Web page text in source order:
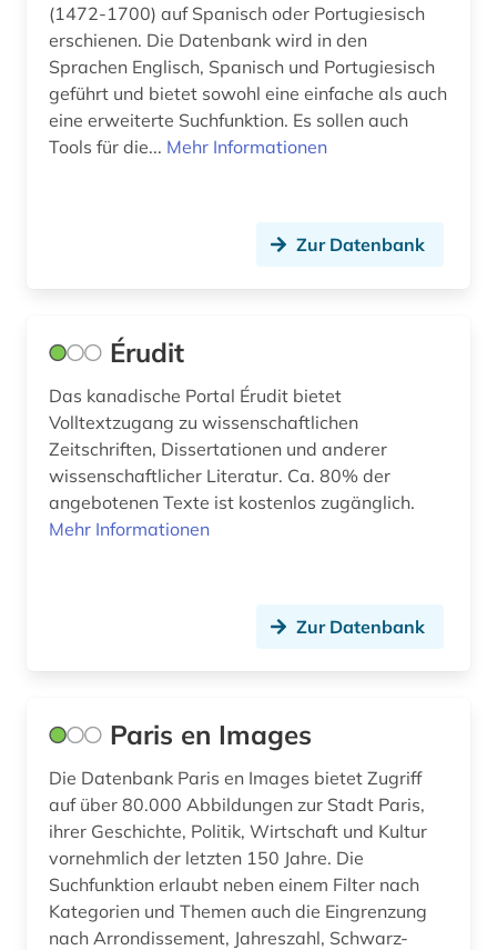
online-ressource (1)
oper (1)
orientalistik (1)
peter (1)
petrarca, francesco | schriftsteller;
geschichtsschreiber; lyriker; philosoph; humanist;
librettist (1)
philosophie (7)
plakat (1)
postkarte (1)
postkoloniale studien (1)
psychoanalyse (1)
psychologie (3)
pädagogik (1)
(1472-1700) auf Spanisch oder Portugiesisch
erschienen. Die Datenbank wird in den
Sprachen Englisch, Spanisch und Portugiesisch
geführt und bietet sowohl eine einfache als auch
eine erweiterte Suchfunktion. Es sollen auch
Tools für die... Mehr Informationen
Zur Datenbank
Érudit
Das kanadische Portal Érudit bietet
Volltextzugang zu wissenschaftlichen
Zeitschriften, Dissertationen und anderer
wissenschaftlicher Literatur. Ca. 80% der
angebotenen Texte ist kostenlos zugänglich.
Mehr Informationen
Zur Datenbank
Paris en Images
Die Datenbank Paris en Images bietet Zugriff
auf über 80.000 Abbildungen zur Stadt Paris,
ihrer Geschichte, Politik, Wirtschaft und Kultur
vornehmlich der letzten 150 Jahre. Die
Suchfunktion erlaubt neben einem Filter nach
Kategorien und Themen auch die Eingrenzung
nach Arrondissement, Jahreszahl, Schwarz-